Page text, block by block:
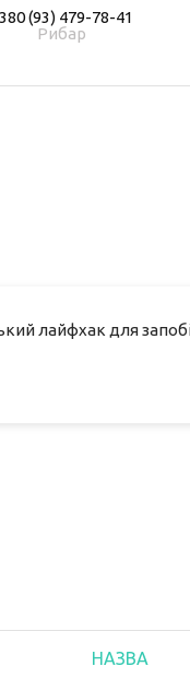
(93) 479-78-41
Рибар
лайфхак для